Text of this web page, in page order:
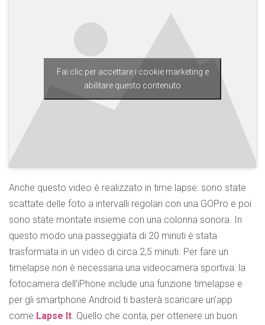
Fai clic per accettare i cookie marketing e
abilitare questo contenuto
Anche questo video è realizzato in time lapse: sono state
scattate delle foto a intervalli regolari con una GOPro e poi
sono state montate insieme con una colonna sonora. In
questo modo una passeggiata di 20 minuti è stata
trasformata in un video di circa 2,5 minuti. Per fare un
timelapse non è necessaria una videocamera sportiva: la
fotocamera dell’iPhone include una funzione timelapse e
per gli smartphone Android ti basterà scaricare un’app
come Lapse It. Quello che conta, per ottenere un buon